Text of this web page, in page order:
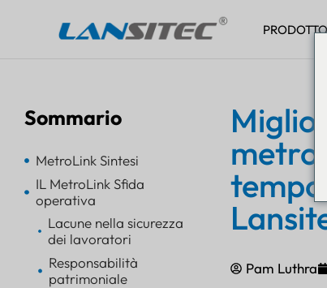
PRODOTTO
Sommario
MetroLink Sintesi
IL MetroLink Sfida
operativa
Lacune nella sicurezza
dei lavoratori
Responsabilità
patrimoniale
Pam Luthra